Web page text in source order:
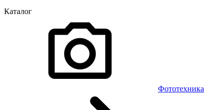
Каталог
Фототехника